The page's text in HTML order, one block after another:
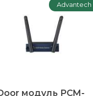
Advantech
модуль PCM-